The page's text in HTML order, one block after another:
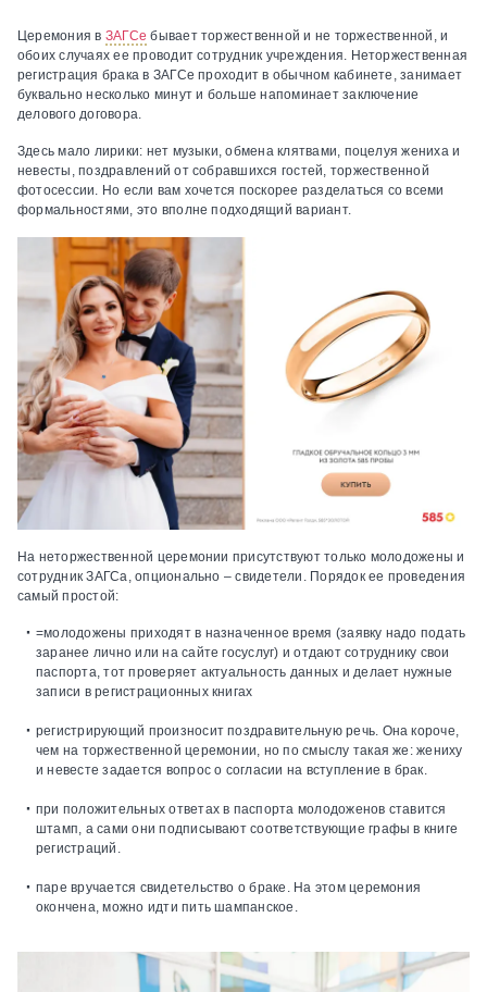
Церемония в ЗАГСе бывает торжественной и не торжественной, и
обоих случаях ее проводит сотрудник учреждения. Неторжественная
регистрация брака в ЗАГСе проходит в обычном кабинете, занимает
буквально несколько минут и больше напоминает заключение
делового договора.
Здесь мало лирики: нет музыки, обмена клятвами, поцелуя жениха и
невесты, поздравлений от собравшихся гостей, торжественной
фотосессии. Но если вам хочется поскорее разделаться со всеми
формальностями, это вполне подходящий вариант.
На неторжественной церемонии присутствуют только молодожены и
сотрудник ЗАГСа, опционально – свидетели. Порядок ее проведения
самый простой:
=молодожены приходят в назначенное время (заявку надо подать
заранее лично или на сайте госуслуг) и отдают сотруднику свои
паспорта, тот проверяет актуальность данных и делает нужные
записи в регистрационных книгах
регистрирующий произносит поздравительную речь. Она короче,
чем на торжественной церемонии, но по смыслу такая же: жениху
и невесте задается вопрос о согласии на вступление в брак.
при положительных ответах в паспорта молодоженов ставится
штамп, а сами они подписывают соответствующие графы в книге
регистраций.
паре вручается свидетельство о браке. На этом церемония
окончена, можно идти пить шампанское.